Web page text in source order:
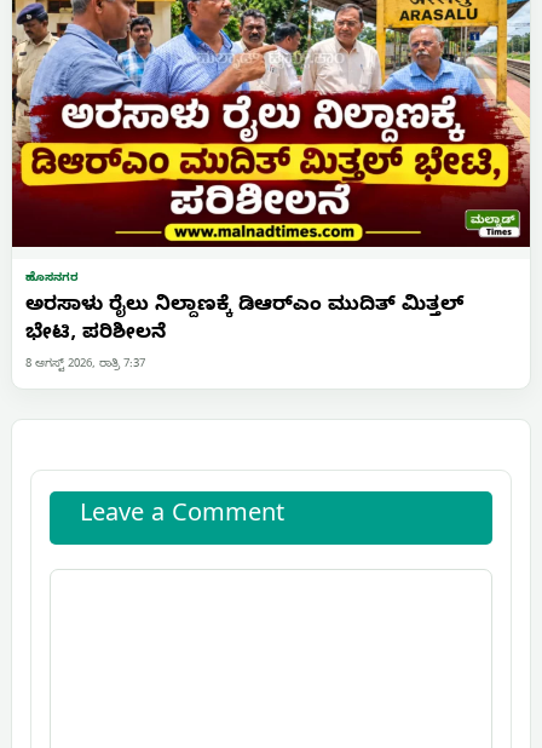
ಹೊಸನಗರ
ಅರಸಾಳು ರೈಲು ನಿಲ್ದಾಣಕ್ಕೆ ಡಿಆರ್‌ಎಂ ಮುದಿತ್ ಮಿತ್ತಲ್
ಭೇಟಿ, ಪರಿಶೀಲನೆ
8 ಆಗಸ್ಟ್ 2026, ರಾತ್ರಿ 7:37
Leave a Comment
Comment